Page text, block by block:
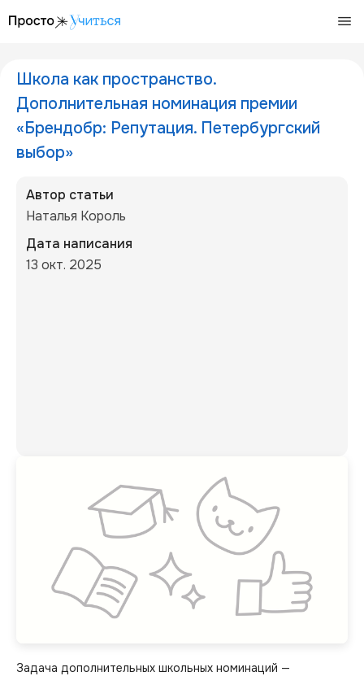
Школа как пространство.
Дополнительная номинация премии
«Брендобр: Репутация. Петербургский
выбор»
Автор статьи
Наталья Король
Дата написания
13 окт. 2025
Задача дополнительных школьных номинаций —